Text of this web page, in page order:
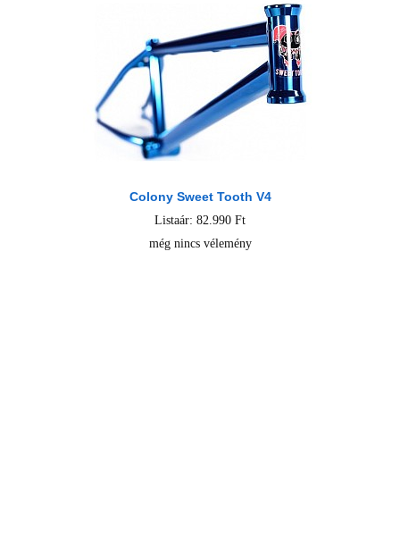
Colony Sweet Tooth V4
Listaár: 82.990 Ft
még nincs vélemény